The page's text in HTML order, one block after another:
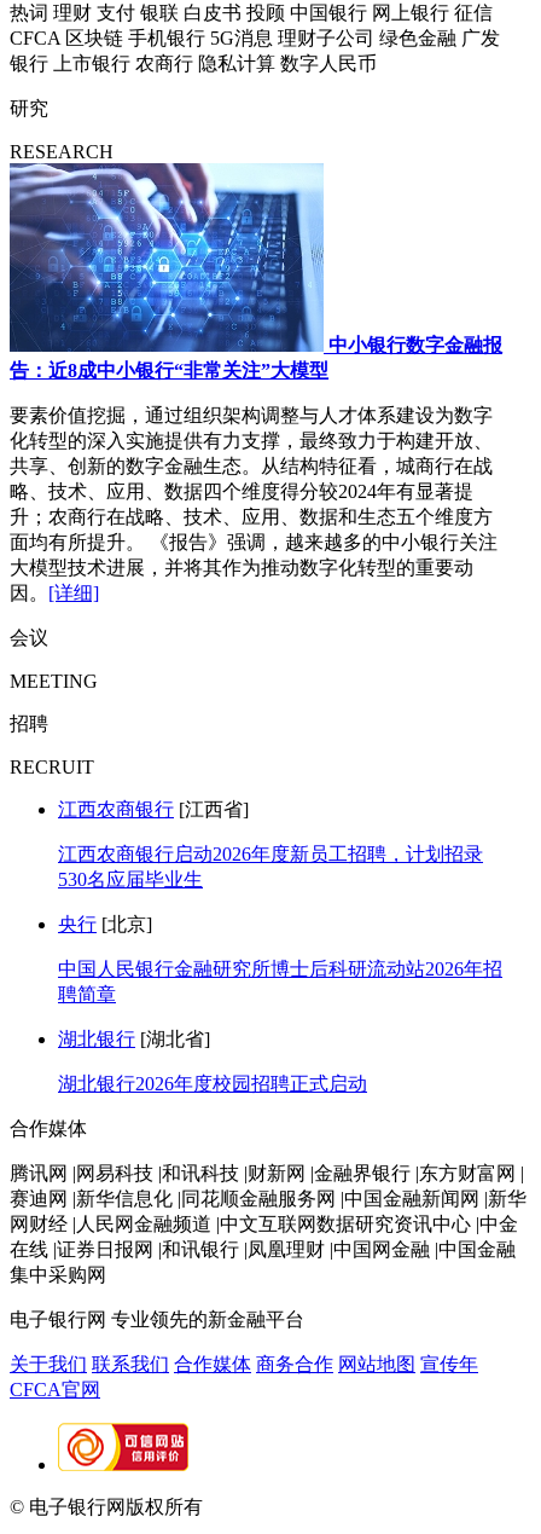
热词 理财 支付 银联 白皮书 投顾 中国银行 网上银行 征信
CFCA 区块链 手机银行 5G消息 理财子公司 绿色金融 广发
银行
上市银行 农商行 隐私计算 数字人民币
研究
RESEARCH
中小银行数字金融报
告：近8成中小银行“非常关注”大模型
要素价值挖掘，通过组织架构调整与人才体系建设为数字
化转型的深入实施提供有力支撑，最终致力于构建开放、
共享、创新的数字金融生态。从结构特征看，城商行在战
略、技术、应用、数据四个维度得分较2024年有显著提
升；农商行在战略、技术、应用、数据和生态五个维度方
面均有所提升。 《报告》强调，越来越多的中小银行关注
大模型技术进展，并将其作为推动数字化转型的重要动
因。 [详细]
会议
MEETING
招聘
RECRUIT
江西农商银行 [江西省]
江西农商银行启动2026年度新员工招聘，计划招录
530名应届毕业生
央行 [北京]
中国人民银行金融研究所博士后科研流动站2026年招
聘简章
湖北银行 [湖北省]
湖北银行2026年度校园招聘正式启动
合作媒体
腾讯网 |网易科技 |和讯科技 |财新网 |金融界银行 |东方财富网 |
赛迪网 |新华信息化 |同花顺金融服务网 |中国金融新闻网 |新华
网财经 |人民网金融频道 |中文互联网数据研究资讯中心 |中金
在线 |证券日报网 |和讯银行 |凤凰理财 |中国网金融 |中国金融
集中采购网
电子银行网 专业领先的新金融平台
关于我们 联系我们 合作媒体 商务合作 网站地图 宣传年
CFCA官网
© 电子银行网版权所有